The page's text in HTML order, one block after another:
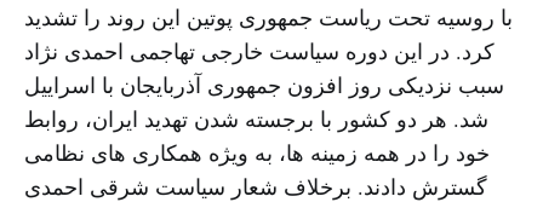
با روسیه تحت ریاست جمهوری پوتین این روند را تشدید
کرد. در این دوره سیاست خارجی تهاجمی احمدی نژاد
سبب نزدیکی روز افزون جمهوری آذربایجان با اسراییل
شد. هر دو کشور با برجسته شدن تهدید ایران، روابط
خود را در همه زمینه ها، به ویژه همکاری های نظامی
گسترش دادند. برخلاف شعار سیاست شرقی احمدى